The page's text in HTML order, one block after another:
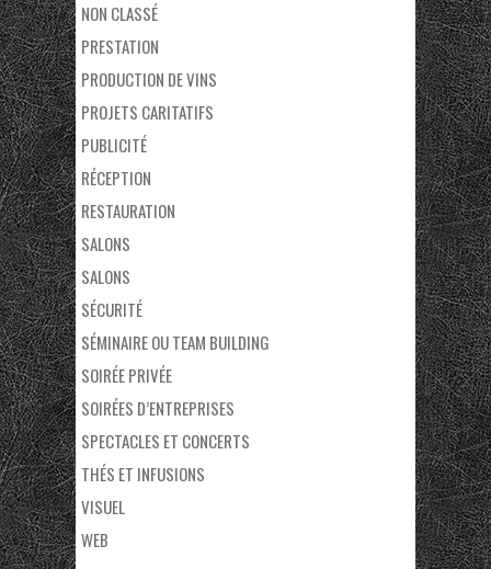
NON CLASSÉ
PRESTATION
PRODUCTION DE VINS
PROJETS CARITATIFS
PUBLICITÉ
RÉCEPTION
RESTAURATION
SALONS
SALONS
SÉCURITÉ
SÉMINAIRE OU TEAM BUILDING
SOIRÉE PRIVÉE
SOIRÉES D’ENTREPRISES
SPECTACLES ET CONCERTS
THÉS ET INFUSIONS
VISUEL
WEB